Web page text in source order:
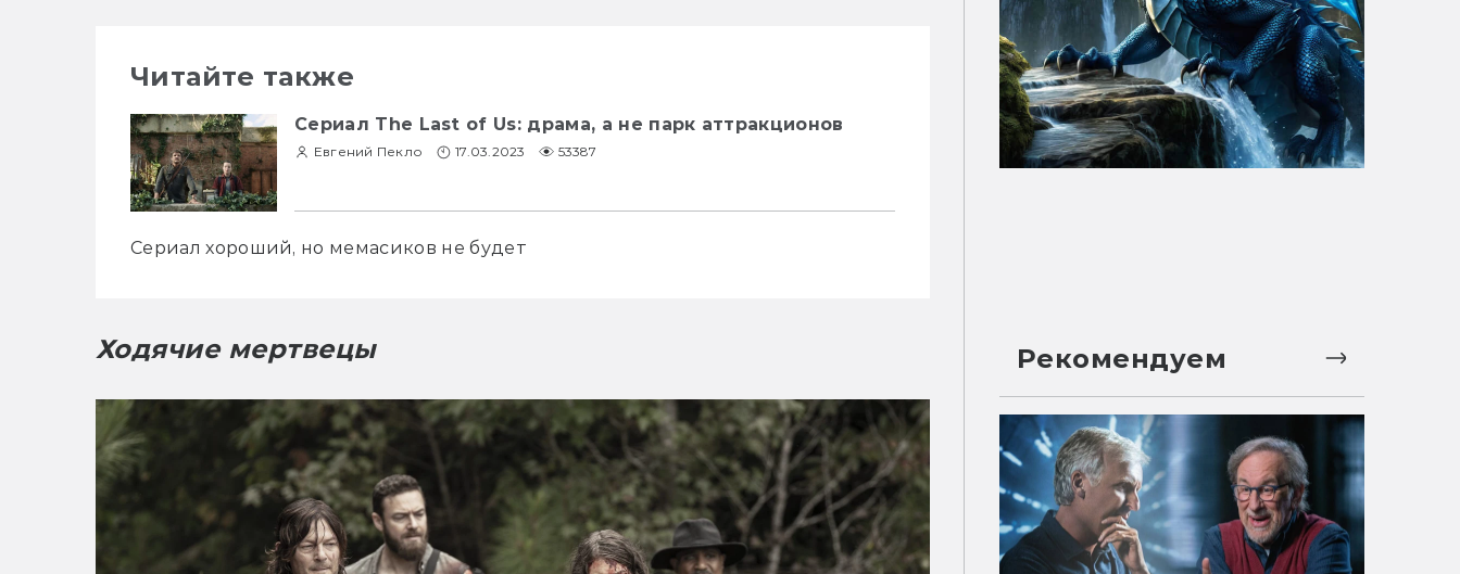
Читайте также
Сериал The Last of Us: драма, а не парк аттракционов
Евгений Пекло 17.03.2023 53387
Сериал хороший, но мемасиков не будет
Ходячие мертвецы Рекомендуем